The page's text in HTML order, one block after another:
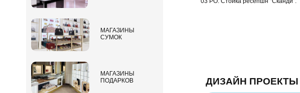
ДИЗАЙН
МАГАЗИНЫ
СУМОК
МАГАЗИНЫ
ПОДАРКОВ